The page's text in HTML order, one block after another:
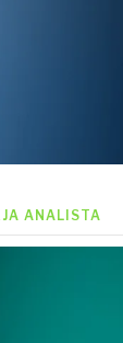
ANALISTA